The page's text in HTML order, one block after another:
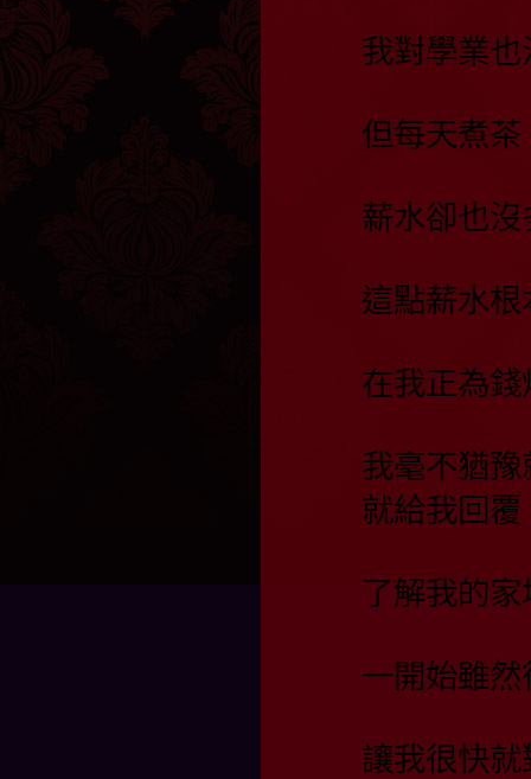
我對學業
但每天煮
薪水卻也
這點薪水
在我正為
我毫不猶
就給我回覆
了解我的
一開始雖
讓我很快